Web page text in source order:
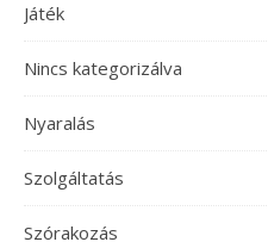
Játék
Nincs kategorizálva
Nyaralás
Szolgáltatás
Szórakozás